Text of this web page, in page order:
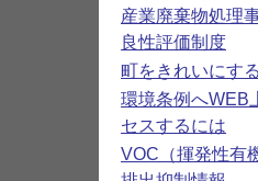
産業廃棄物処理
良性評価制度
町をきれいにす
環境条例へWEB
セスするには
VOC（揮発性有